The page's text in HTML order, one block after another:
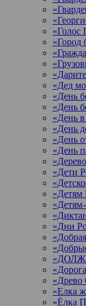
«Голос
«Город
«Дед
«День
«День
«День
«День
«День
«День
«Дети
«Детям
«Дни
«Древо
«Елка
«Ёлка